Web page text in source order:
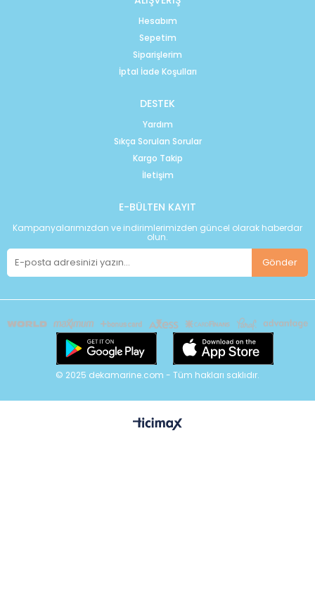
Hesabım
Sepetim
Siparişlerim
İptal İade Koşulları
DESTEK
Yardım
Sıkça Sorulan Sorular
Kargo Takip
İletişim
E-BÜLTEN KAYIT
Kampanyalarımızdan ve indirimlerimizden güncel olarak haberdar
olun.
Gönder
© 2025 dekamarine.com - Tüm hakları saklıdır.